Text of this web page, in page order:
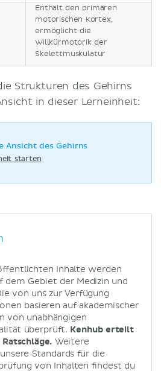
Enthält den primären
motorischen Kortex,
ermöglicht die
Willkürmotorik der
Skelettmuskulatur
Strukturen des Gehirns
in dieser Lerneinheit:
Ansicht des Gehirns
starten
Inhalte werden
dem Gebiet der Medizin und
von uns zur Verfügung
basieren auf akademischer
von unabhängigen
überprüft. Kenhub erteilt
Weitere
Standards für die
von Inhalten findest du